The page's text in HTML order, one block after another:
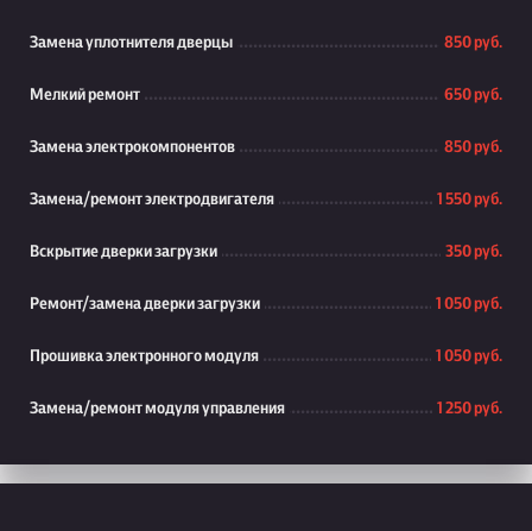
Замена уплотнителя дверцы 850 руб.
Мелкий ремонт 650 руб.
Замена электрокомпонентов 850 руб.
Замена/ремонт электродвигателя 1 550 руб.
Вскрытие дверки загрузки 350 руб.
Ремонт/замена дверки загрузки 1 050 руб.
Прошивка электронного модуля 1 050 руб.
Замена/ремонт модуля управления 1 250 руб.